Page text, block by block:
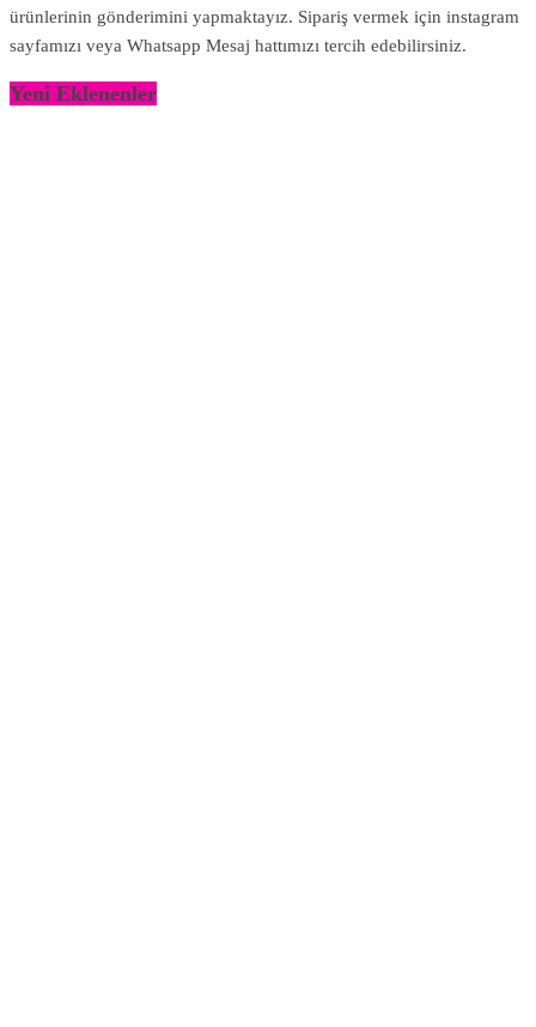
ürünlerinin gönderimini yapmaktayız. Sipariş vermek için instagram
sayfamızı veya Whatsapp Mesaj hattımızı tercih edebilirsiniz.
Yeni Eklenenler